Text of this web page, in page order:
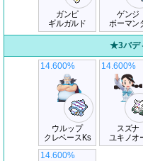
ガンピ
ギルガルド
ゲンジ
ボーマン
★3バデ
ウルップ
クレベースKs
14.600%
スズナ
ユキノオ
14.600%
14.600%